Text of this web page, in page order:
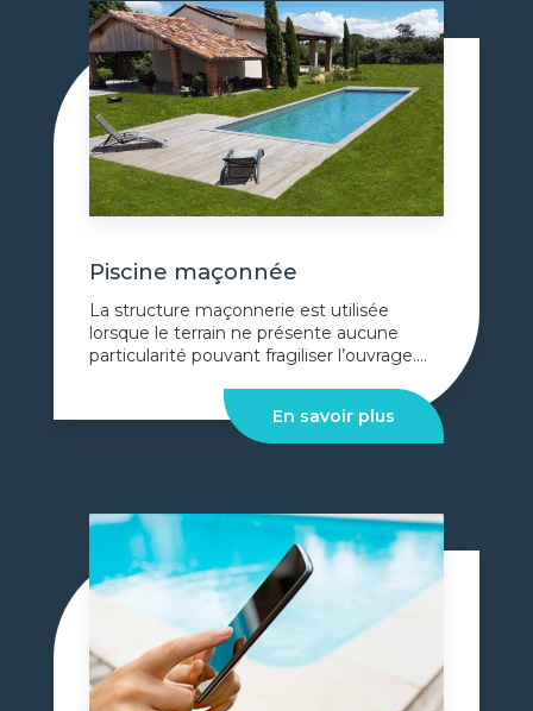
Piscine maçonnée
La structure maçonnerie est utilisée
lorsque le terrain ne présente aucune
particularité pouvant fragiliser l’ouvrage....
En savoir plus